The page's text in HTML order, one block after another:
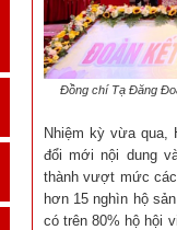
Đồng chí Tạ Đăng
Nhiệm kỳ vừa qua,
đổi mới nội dung
thành vượt mức các
hơn 15 nghìn hộ
có trên 80% hộ hội